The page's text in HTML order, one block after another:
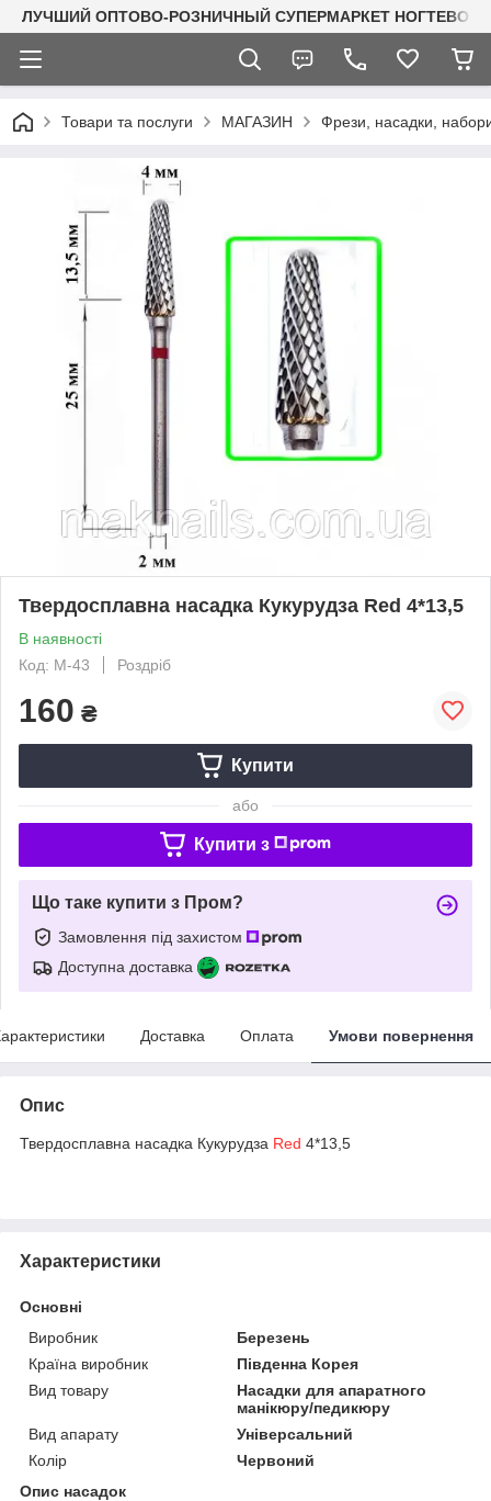
ЛУЧШИЙ ОПТОВО-РОЗНИЧНЫЙ СУПЕРМАРКЕТ
Товари та послуги МАГАЗИН Фрези, насадки,
Твердосплавна насадка Кукурудза Red 4*13,5
В наявності
Код: М-43
Роздріб
160 ₴
Купити
або
Купити з
Що таке купити з Пром?
Замовлення під захистом
Доступна доставка
Доставка Оплата Умови повернення
Опис
Твердосплавна насадка Кукурудза Red 4*13,5
Характеристики
Основні
Виробник
Березень
Країна виробник
Південна Корея
Вид товару
Насадки для апаратного
манікюру/педикюру
Вид апарату
Універсальний
Колір
Червоний
Опис насадок